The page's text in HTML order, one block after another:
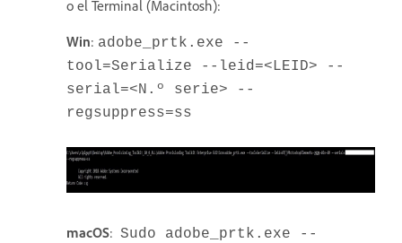
o el Terminal (Macintosh):
Win: adobe_prtk.exe --
tool=Serialize --leid=<LEID> --
serial=<N.º serie> --
regsuppress=ss
macOS: Sudo adobe_prtk.exe --